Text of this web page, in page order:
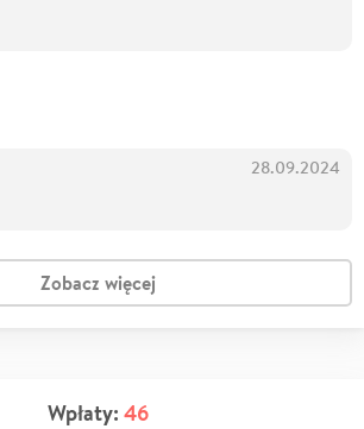
28.09.2024
Zobacz więcej
Wpłaty: 46